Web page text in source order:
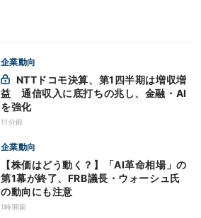
企業動向
益 通信収入に底打ちの兆し、金融・AI
を強化
11分前
企業動向
【株価はどう動く？】「AI革命相場」の
第1幕が終了、FRB議長・ウォーシュ氏
の動向にも注意
1時間前